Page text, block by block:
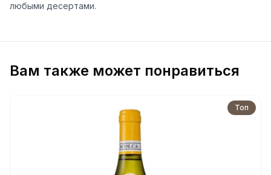
любыми десертами.
Вам также может понравиться
Топ